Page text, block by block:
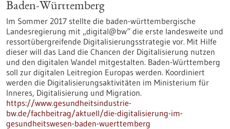
Baden-Württemberg
Im Sommer 2017 stellte die baden-württembergische
Landesregierung mit „digital@bw“ die erste landesweite und
ressortübergreifende Digitalisierungsstrategie vor. Mit Hilfe
dieser will das Land die Chancen der Digitalisierung nutzen
und den digitalen Wandel mitgestalten. Baden-Württemberg
soll zur digitalen Leitregion Europas werden. Koordiniert
werden die Digitalisierungsaktivitäten im Ministerium für
Inneres, Digitalisierung und Migration.
https://www.gesundheitsindustrie-
bw.de/fachbeitrag/aktuell/die-digitalisierung-im-
gesundheitswesen-baden-wuerttemberg